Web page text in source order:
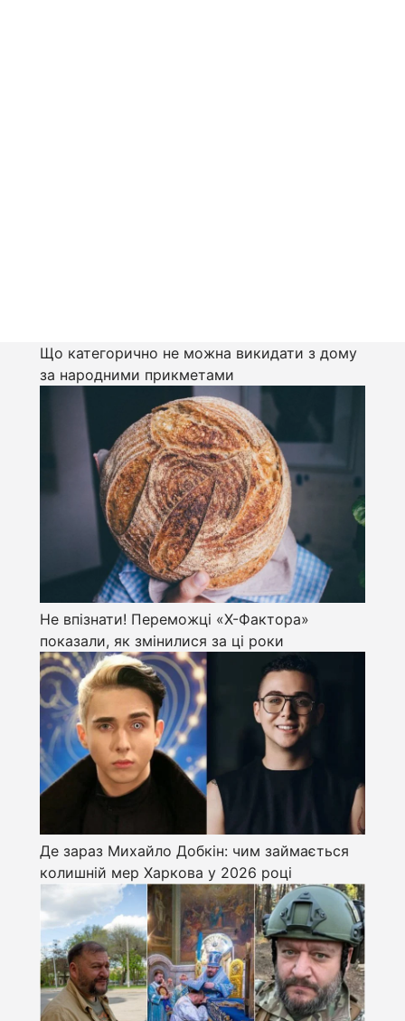
Що категорично не можна викидати з дому
за народними прикметами
Не впізнати! Переможці «Х-Фактора»
показали, як змінилися за ці роки
Де зараз Михайло Добкін: чим займається
колишній мер Харкова у 2026 році